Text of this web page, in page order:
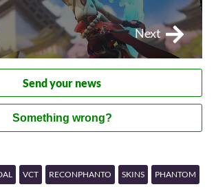
Next
Send your news
Something wrong?
VCT RECONPHANTO SKINS PHANTOM